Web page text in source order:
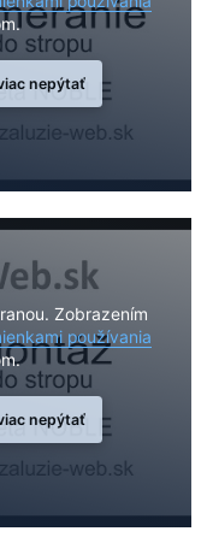
nepýtať
Zobrazením
používania
nepýtať